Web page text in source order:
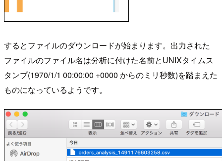
するとファイルのダウンロードが始まります。出力された
ファイルのファイル名は分析に付けた名前とUNIXタイムス
タンプ(1970/1/1 00:00:00 +0000 からのミリ秒数)を踏まえた
ものになっているようです。